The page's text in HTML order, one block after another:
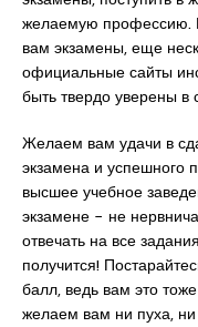
желаемую профессию.
вам экзамены, еще
официальные сайты
быть твердо уверены
Желаем вам удачи в
экзамена и успешного
высшее учебное
экзамене − не
отвечать на все
получится!
балл, ведь вам это
желаем вам ни пуха,